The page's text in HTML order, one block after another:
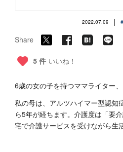
2022.07.09 |
Share
5 件 いいね！
6歳の女の子を持つママライター、
私の母は、アルツハイマー型認知
ら5年が経ちます。介護度は「要
宅で介護サービスを受けながら生